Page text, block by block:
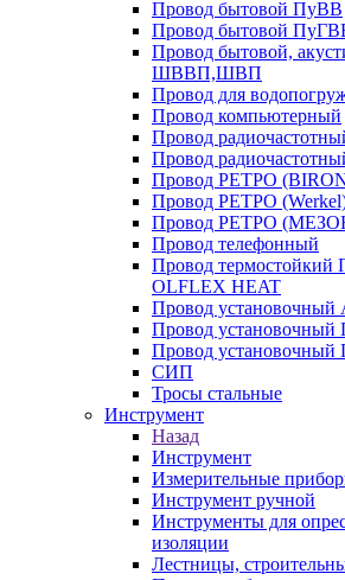
Провод бытовой ПуВВ
Провод бытовой
Провод бытовой,
ШВВП,ШВП
Провод для
Провод компьютерный
Провод
Провод
Провод РЕТРО
Провод РЕТРО
Провод РЕТРО
Провод телефонный
Провод
OLFLEX HEAT
Провод
Провод
Провод
СИП
Тросы стальные
Инструмент
Назад
Инструмент
Измерительные
Инструмент ручной
Инструменты для
изоляции
Лестницы,